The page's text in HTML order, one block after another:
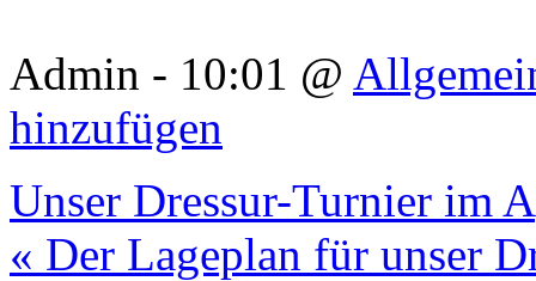
Admin - 10:01 @
hinzufügen
Unser Dressur-Turnier im
« Der Lageplan für unser